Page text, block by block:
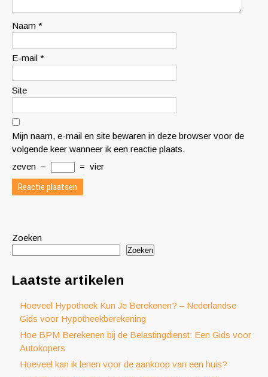
Naam *
E-mail *
Site
Mijn naam, e-mail en site bewaren in deze browser voor de
volgende keer wanneer ik een reactie plaats.
zeven − = vier
Zoeken
Zoeken
Laatste artikelen
Hoeveel Hypotheek Kun Je Berekenen? – Nederlandse
Gids voor Hypotheekberekening
Hoe BPM Berekenen bij de Belastingdienst: Een Gids voor
Autokopers
Hoeveel kan ik lenen voor de aankoop van een huis?